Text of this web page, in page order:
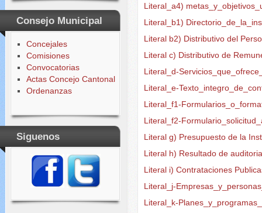
Consejo Municipal
Concejales
Comisiones
Convocatorias
Actas Concejo Cantonal
Ordenanzas
Siguenos
Literal_a4)
Literal_b1)
Literal b2) Distributivo del
Literal c) Distributivo de
Literal_d-
Literal_e-
Literal_f1-
Literal_f2-
Literal g) Presupuesto de la
Literal h) Resultado de
Literal i) Contrataciones
Literal_j-
Literal_k-